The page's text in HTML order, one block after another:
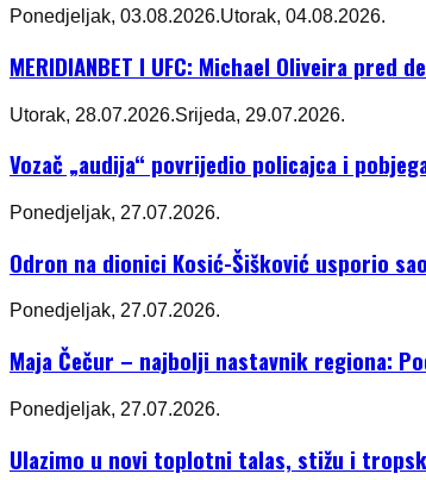
Ponedjeljak, 03.08.2026.Utorak, 04.08.2026.
MERIDIANBET I UFC: Michael Oliveira pred
Utorak, 28.07.2026.Srijeda, 29.07.2026.
Vozač „audija“ povrijedio policajca i
Ponedjeljak, 27.07.2026.
Odron na dionici Kosić-Šišković usporio
Ponedjeljak, 27.07.2026.
Maja Čečur – najbolji nastavnik regiona:
Ponedjeljak, 27.07.2026.
Ulazimo u novi toplotni talas, stižu i